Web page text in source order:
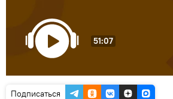
51:07
Подписаться